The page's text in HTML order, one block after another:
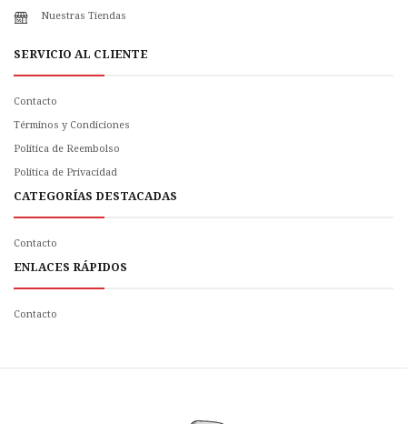
Nuestras Tiendas
SERVICIO AL CLIENTE
Contacto
Términos y Condiciones
Política de Reembolso
Politica de Privacidad
CATEGORÍAS DESTACADAS
Contacto
ENLACES RÁPIDOS
Contacto